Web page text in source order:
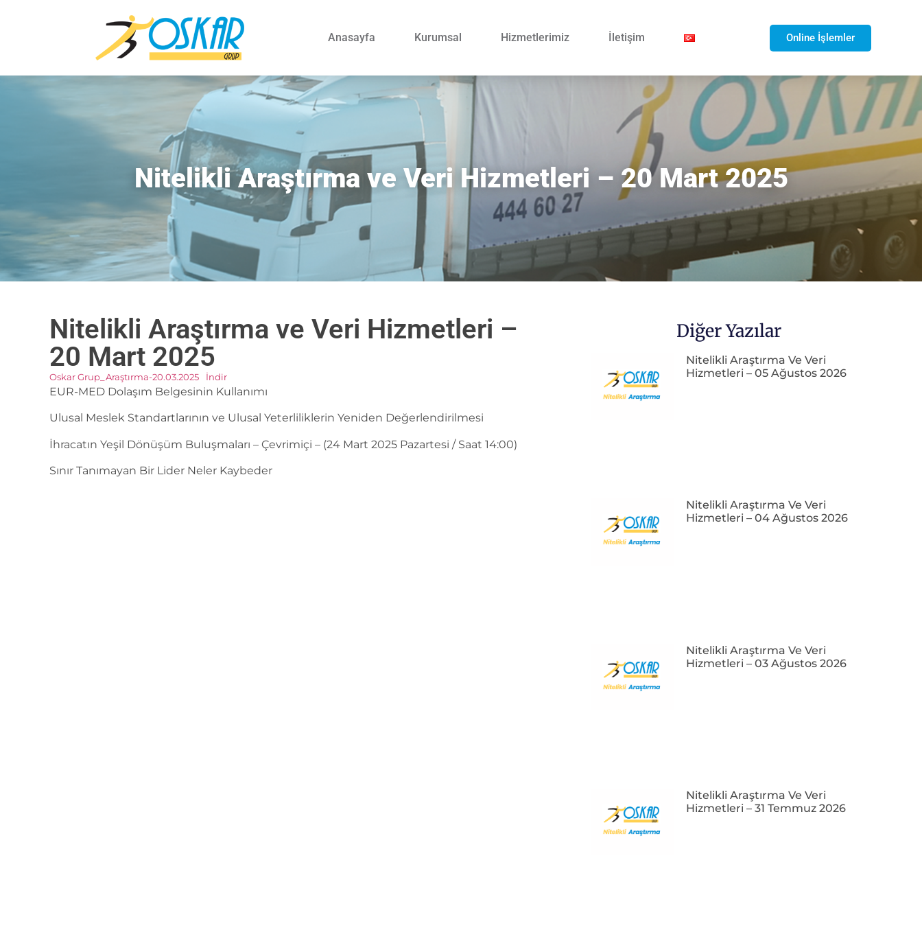
Anasayfa Kurumsal Hizmetlerimiz İletişim Online İşlemler
Nitelikli Araştırma ve Veri Hizmetleri – 20 Mart 2025
Nitelikli Araştırma ve Veri Hizmetleri –
20 Mart 2025
Oskar Grup_Araştırma-20.03.2025 İndir
EUR-MED Dolaşım Belgesinin Kullanımı
Ulusal Meslek Standartlarının ve Ulusal Yeterliliklerin Yeniden Değerlendirilmesi
İhracatın Yeşil Dönüşüm Buluşmaları – Çevrimiçi – (24 Mart 2025 Pazartesi / Saat 14:00)
Sınır Tanımayan Bir Lider Neler Kaybeder
Diğer Yazılar
Nitelikli Araştırma Ve Veri
Hizmetleri – 05 Ağustos 2026
Nitelikli Araştırma Ve Veri
Hizmetleri – 04 Ağustos 2026
Nitelikli Araştırma Ve Veri
Hizmetleri – 03 Ağustos 2026
Nitelikli Araştırma Ve Veri
Hizmetleri – 31 Temmuz 2026